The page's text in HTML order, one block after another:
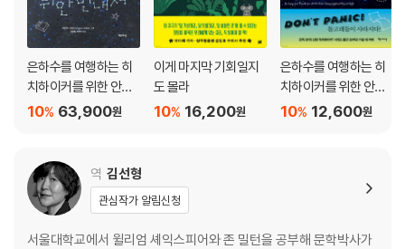
은하수를 여행하는 히
치하이커를 위한 안내
서 합본63,900원
10%
이게 마지막 기회일지
도 몰라
16,200원
10%
은하수를 여행하는 히
치하이커를 위한 안내
서 4 12,600원
10%
역 김선형
관심작가 알림신청
서울대학교에서 윌리엄 셰익스피어와 존 밀턴을 공부해 문학박사가